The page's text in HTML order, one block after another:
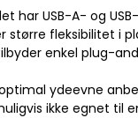
har USB-A- og
større fleksibilitet i
enkel plug-
ydeevne
ikke egnet til